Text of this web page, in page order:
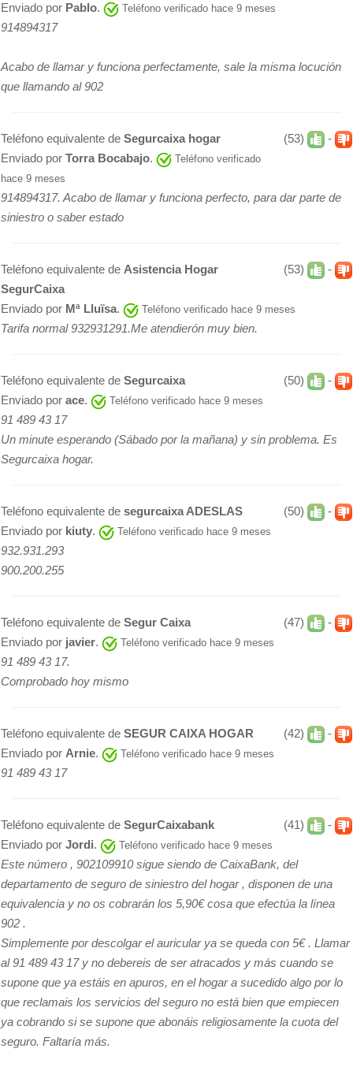
Enviado por Pablo. Teléfono verificado hace 9 meses
914894317
Acabo de llamar y funciona perfectamente, sale la misma locución
que llamando al 902
(53) -
Teléfono equivalente de Segurcaixa hogar
Enviado por Torra Bocabajo.
Teléfono verificado
hace 9 meses
914894317. Acabo de llamar y funciona perfecto, para dar parte de
siniestro o saber estado
(53) -
Teléfono equivalente de Asistencia Hogar
SegurCaixa
Enviado por Mª Lluïsa. Teléfono verificado hace 9 meses
Tarifa normal 932931291.Me atendierón muy bien.
(50) -
Teléfono equivalente de Segurcaixa
Enviado por ace. Teléfono verificado hace 9 meses
91 489 43 17
Un minute esperando (Sábado por la mañana) y sin problema. Es
Segurcaixa hogar.
(50) -
Teléfono equivalente de segurcaixa ADESLAS
Enviado por kiuty. Teléfono verificado hace 9 meses
932.931.293
900.200.255
(47) -
Teléfono equivalente de Segur Caixa
Enviado por javier. Teléfono verificado hace 9 meses
91 489 43 17.
Comprobado hoy mismo
(42) -
Teléfono equivalente de SEGUR CAIXA HOGAR
Enviado por Arnie. Teléfono verificado hace 9 meses
91 489 43 17
(41) -
Teléfono equivalente de SegurCaixabank
Enviado por Jordi. Teléfono verificado hace 9 meses
Este número , 902109910 sigue siendo de CaixaBank, del
departamento de seguro de siniestro del hogar , disponen de una
equivalencia y no os cobrarán los 5,90€ cosa que efectúa la línea
902 .
Simplemente por descolgar el auricular ya se queda con 5€ . Llamar
al 91 489 43 17 y no debereis de ser atracados y más cuando se
supone que ya estáis en apuros, en el hogar a sucedido algo por lo
que reclamais los servicios del seguro no está bien que empiecen
ya cobrando si se supone que abonáis religiosamente la cuota del
seguro. Faltaría más.